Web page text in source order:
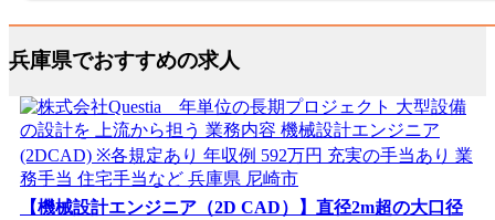
兵庫県でおすすめの求人
【機械設計エンジニア（2D CAD）】直径2m超の大口径